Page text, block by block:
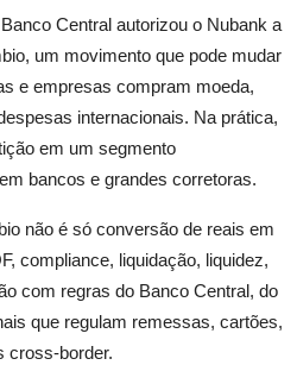
Central autorizou o Nubank a
um movimento que pode mudar
e empresas compram moeda,
internacionais. Na prática,
em um segmento
bancos e grandes corretoras.
não é só conversão de reais em
compliance, liquidação, liquidez,
com regras do Banco Central, do
que regulam remessas, cartões,
cross-border.